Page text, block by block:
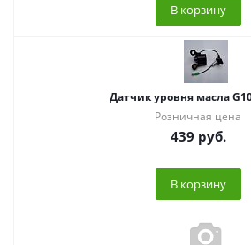
В корзину
Датчик уровня масла
Розничная цена
439 руб.
В корзину